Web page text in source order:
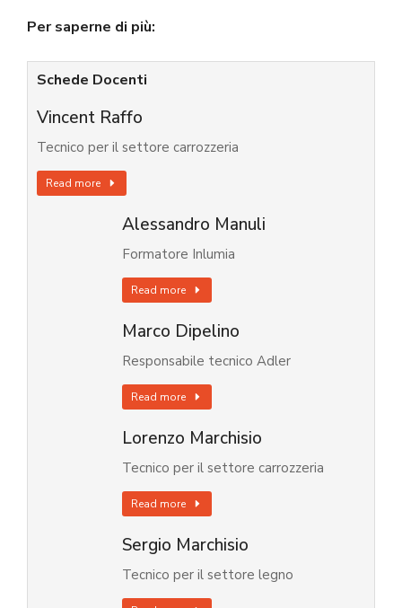
Per saperne di più:
Schede Docenti
Vincent Raffo
Tecnico per il settore carrozzeria
Read more
Alessandro Manuli
Formatore Inlumia
Read more
Marco Dipelino
Responsabile tecnico Adler
Read more
Lorenzo Marchisio
Tecnico per il settore carrozzeria
Read more
Sergio Marchisio
Tecnico per il settore legno